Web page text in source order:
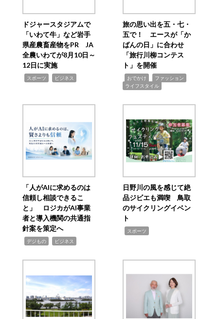
ドジャースタジアムで
「いわて牛」など岩手
県産農畜産物をPR JA
全農いわてが8月10日～
12日に実施
スポーツ ビジネス
旅の思い出を五・七・
五で！ エースが「か
ばんの日」に合わせ
「旅行川柳コンテス
ト」を開催
おでかけ ファッション
ライフスタイル
「人がAIに求めるのは
信頼し相談できるこ
と」 ロジカがAI事業
者と導入機関の共通指
針案を策定へ
デジもの ビジネス
日野川の風を感じて絶
品ジビエも満喫 鳥取
のサイクリングイベン
ト
スポーツ